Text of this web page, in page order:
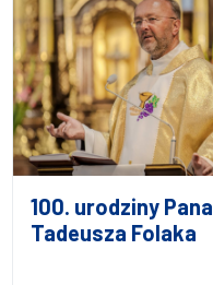
100. urodziny Pana
Tadeusza Folaka